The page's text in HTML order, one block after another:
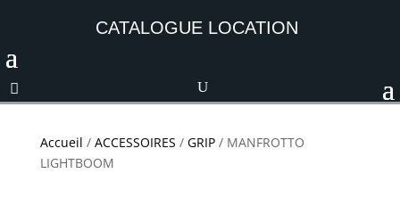
CATALOGUE LOCATION
Accueil / ACCESSOIRES / GRIP/ MANFROTTO
LIGHTBOOM